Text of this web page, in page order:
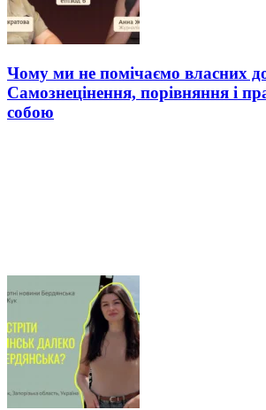
Чому ми не помічаємо власних
Самознецінення, порівняння і
собою